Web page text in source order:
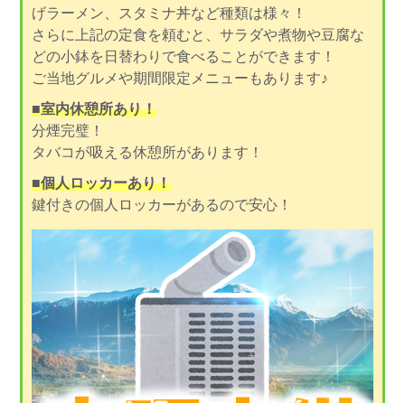
げラーメン、スタミナ丼など種類は様々！
さらに上記の定食を頼むと、サラダや煮物や豆腐な
どの小鉢を日替わりで食べることができます！
ご当地グルメや期間限定メニューもあります♪
■室内休憩所あり！
分煙完璧！
タバコが吸える休憩所があります！
■個人ロッカーあり！
鍵付きの個人ロッカーがあるので安心！